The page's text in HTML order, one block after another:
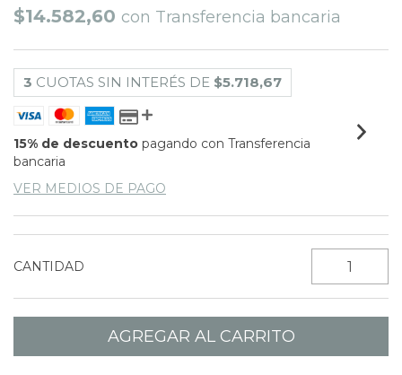
$14.582,60 con Transferencia bancaria
3 CUOTAS SIN INTERÉS DE $5.718,67
15% de descuento pagando con Transferencia
bancaria
VER MEDIOS DE PAGO
CANTIDAD